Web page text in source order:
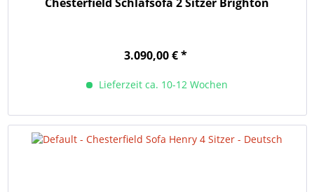
3.090,00 € *
Lieferzeit ca. 10-12 Wochen